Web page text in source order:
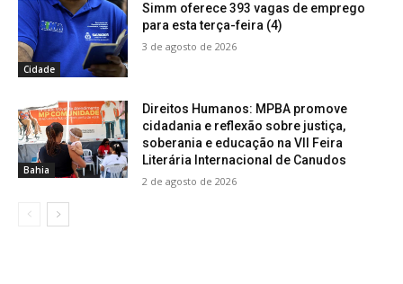
Cidade
Simm oferece 393 vagas de emprego
para esta terça-feira (4)
3 de agosto de 2026
Bahia
Direitos Humanos: MPBA promove
cidadania e reflexão sobre justiça,
soberania e educação na VII Feira
Literária Internacional de Canudos
2 de agosto de 2026